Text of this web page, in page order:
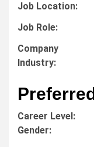
Job Location:
Job Role:
Company
Industry:
Career Level:
Gender: